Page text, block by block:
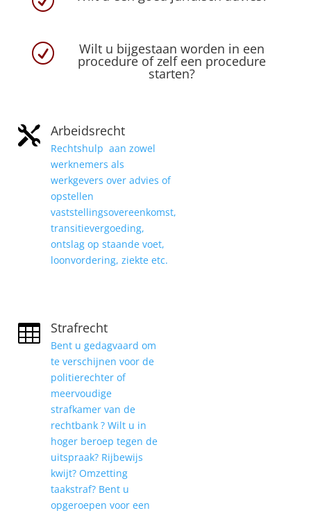
R Wilt u bijgestaan worden in een
procedure of zelf een procedure
starten?
 Arbeidsrecht
Rechtshulp aan zowel
werknemers als
werkgevers over advies of
opstellen
vaststellingsovereenkomst,
transitievergoeding,
ontslag op staande voet,
loonvordering, ziekte etc.
 Strafrecht
Bent u gedagvaard om
te verschijnen voor de
politierechter of
meervoudige
strafkamer van de
rechtbank ? Wilt u in
hoger beroep tegen de
uitspraak? Rijbewijs
kwijt? Omzetting
taakstraf? Bent u
opgeroepen voor een